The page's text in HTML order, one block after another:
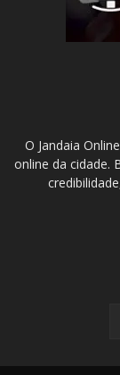
O Jandaia
online da cidade.